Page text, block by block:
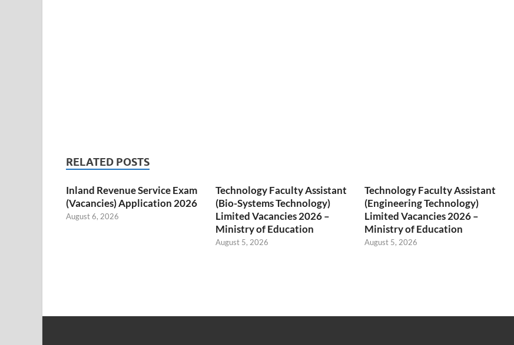
RELATED POSTS
Inland Revenue Service Exam
(Vacancies) Application 2026
August 6, 2026
Technology Faculty Assistant
(Bio-Systems Technology)
Limited Vacancies 2026 –
Ministry of Education
August 5, 2026
Technology Faculty Assistant
(Engineering Technology)
Limited Vacancies 2026 –
Ministry of Education
August 5, 2026